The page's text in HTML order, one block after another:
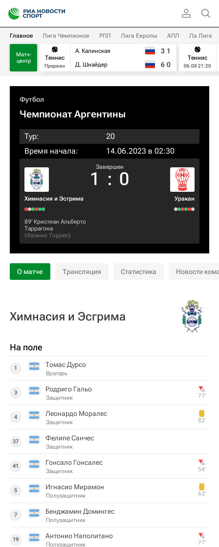
Главное Лига Чемпионов РПЛ Лига Европы АПЛ Ла Лига
Матч-
центр
Теннис
Прерван
А. Калинская
Д. Шнайдер
3 1
6 0
Теннис
06.08 21:20
Футбол
Чемпионат Аргентины
Тур:
20
Время начала:
14.06.2023 в 02:30
Химнасия и Эсгрима
Завершен
1 : 0
Уракан
89‎’‎ Кристиан Альберто
Таррагона
(Франко Торрес)
О матче Трансляция Статистика Новости
Химнасия и Эсгрима
На поле
1 Томас Дурсо
Вратарь
3 Родриго Гальо
Защитник 77‎’‎
4 Леонардо Моралес
Защитник 82‎’‎
37 Фелипе Санчес
Защитник
41 Гонсало Гонсалес
Защитник 54‎’‎
5 Игнасио Мирамон
Полузащитник 63‎’‎
7 Бенджамин Домингес
Полузащитник
19 Антонио Наполитано
Полузащитник 77‎’‎